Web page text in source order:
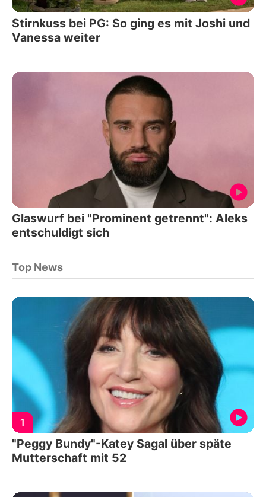
Stirnkuss bei PG: So ging es mit Joshi und
Vanessa weiter
Glaswurf bei "Prominent getrennt": Aleks
entschuldigt sich
Top News
1
"Peggy Bundy"-Katey Sagal über späte
Mutterschaft mit 52